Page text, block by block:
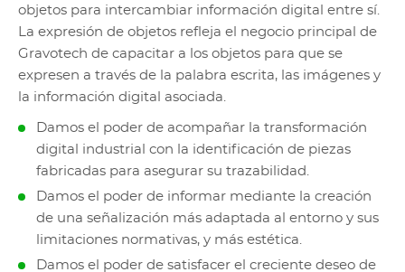
objetos para intercambiar información digital entre sí.
La expresión de objetos refleja el negocio principal de
Gravotech de capacitar a los objetos para que se
expresen a través de la palabra escrita, las imágenes y
la información digital asociada.
Damos el poder de acompañar la transformación
digital industrial con la identificación de piezas
fabricadas para asegurar su trazabilidad.
Damos el poder de informar mediante la creación
de una señalización más adaptada al entorno y sus
limitaciones normativas, y más estética.
Damos el poder de satisfacer el creciente deseo de